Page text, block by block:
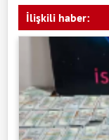
İlişkili haber: